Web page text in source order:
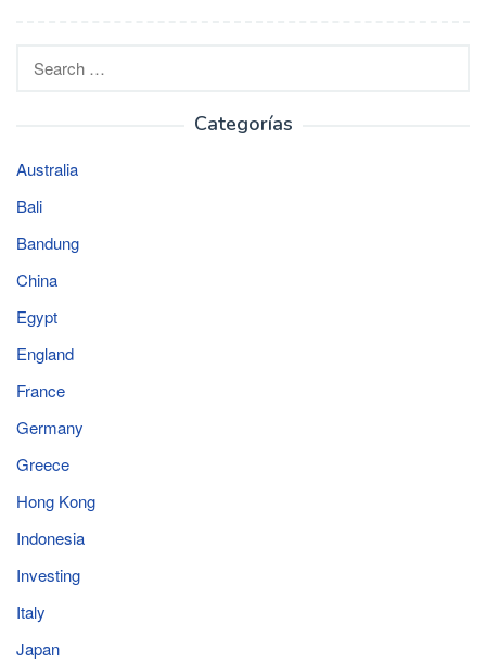
Categorías
Australia
Bali
Bandung
China
Egypt
England
France
Germany
Greece
Hong Kong
Indonesia
Investing
Italy
Japan